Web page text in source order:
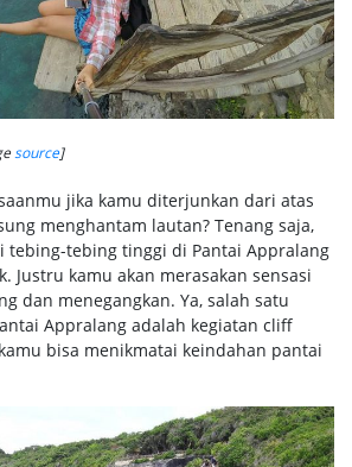
source]
jika kamu diterjunkan dari atas
menghantam lautan? Tenang saja,
tebing-tebing tinggi di Pantai Appralang
Justru kamu akan merasakan sensasi
dan menegangkan. Ya, salah satu
Appralang adalah kegiatan cliff
bisa menikmatai keindahan pantai